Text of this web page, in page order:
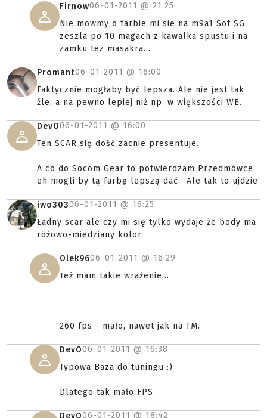
Firnow06-01-2011 @ 21:25
Nie mowmy o farbie mi sie na m9a1 Sof SG
zeszla po 10 magach z kawalka spustu i na
zamku tez masakra...
Promant06-01-2011 @ 16:00
Faktycznie mogłaby być lepsza. Ale nie jest tak
źle, a na pewno lepiej niż np. w większości WE.
DevO06-01-2011 @ 16:00
Ten SCAR się dość zacnie presentuje.
A co do Socom Gear to potwierdzam Przedmówce,
eh mogli by tą farbę lepszą dać. Ale tak to ujdzie
iwo30306-01-2011 @ 16:25
Ładny scar ale czy mi się tylko wydaje że body ma
różowo-miedziany kolor
Olek9606-01-2011 @ 16:29
Też mam takie wrażenie...
260 fps - mało, nawet jak na TM.
DevO06-01-2011 @ 16:38
Typowa Baza do tuningu :)
Dlatego tak mało FPS
DevO06-01-2011 @ 18:42